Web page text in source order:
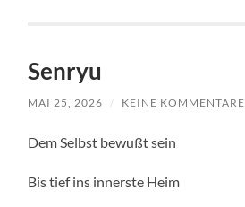
Senryu
MAI 25, 2026 / KEINE KOMMENTARE
Dem Selbst bewußt sein
Bis tief ins innerste Heim